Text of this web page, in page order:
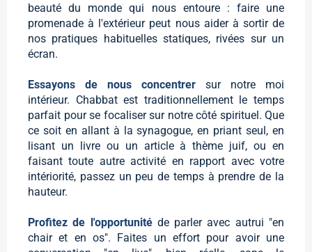
beauté du monde qui nous entoure : faire une
promenade à l'extérieur peut nous aider à sortir de
nos pratiques habituelles statiques, rivées sur un
écran.
Essayons de nous concentrer sur notre moi
intérieur. Chabbat est traditionnellement le temps
parfait pour se focaliser sur notre côté spirituel. Que
ce soit en allant à la synagogue, en priant seul, en
lisant un livre ou un article à thème juif, ou en
faisant toute autre activité en rapport avec votre
intériorité, passez un peu de temps à prendre de la
hauteur.
Profitez de l'opportunité de parler avec autrui "en
chair et en os". Faites un effort pour avoir une